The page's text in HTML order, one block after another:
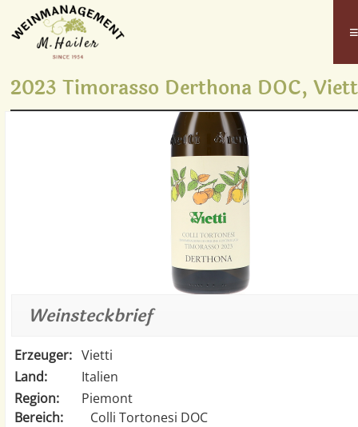
≡
2023 Timorasso Derthona DOC,
Weinsteckbrief
Erzeuger: Vietti
Land:
Italien
Region:
Piemont
Bereich:
Colli Tortonesi DOC